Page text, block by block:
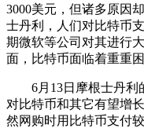
3000美元，但诸多原因
士丹利，人们对比特币
期微软等公司对其进行
面，比特币面临着重重困
6月13日摩根士丹利
对比特币和其它有望增
然网购时用比特币支付